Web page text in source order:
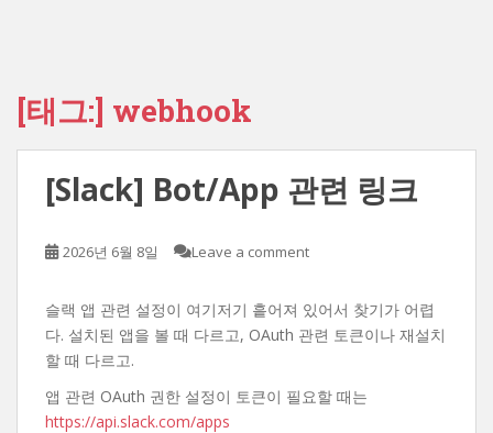
[태그:] webhook
[Slack] Bot/App 관련 링크
2026년 6월 8일 Leave a comment
슬랙 앱 관련 설정이 여기저기 흩어져 있어서 찾기가 어렵
다. 설치된 앱을 볼 때 다르고, OAuth 관련 토큰이나 재설치
할 때 다르고.
앱 관련 OAuth 권한 설정이 토큰이 필요할 때는
https://api.slack.com/apps